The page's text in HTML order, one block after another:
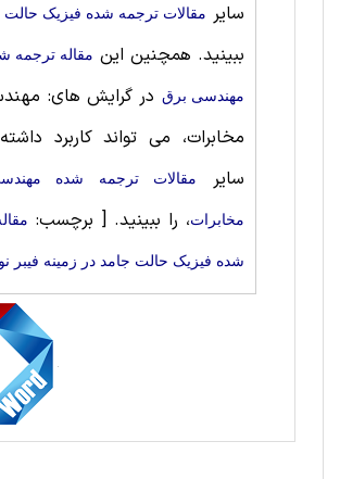
سایر مقالات ترجمه شده فیزیک حالت‌
ببینید. همچنین این مقاله ترجمه
مهندسی برق در گرایش های:
مخابرات، می تواند کاربرد
سایر
مقالات ترجمه شده
مخابرات، را ببینید.[ برچسب:
شده فیزیک حالت‌ جامد در زمینه فیبر